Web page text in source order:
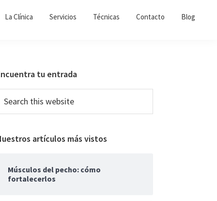
La Clínica Servicios Técnicas Contacto Blog
tu entrada
this
artículos más vistos
Músculos del pecho: cómo
fortalecerlos